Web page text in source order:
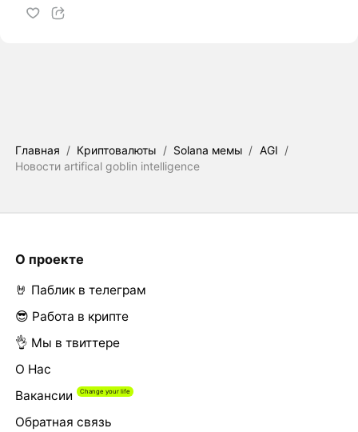
Главная / Криптовалюты / Solana мемы / AGI /
Новости artifical goblin intelligence
О проекте
🤘 Паблик в телеграм
😎 Работа в крипте
👌 Мы в твиттере
О Нас
Вакансии
Обратная связь